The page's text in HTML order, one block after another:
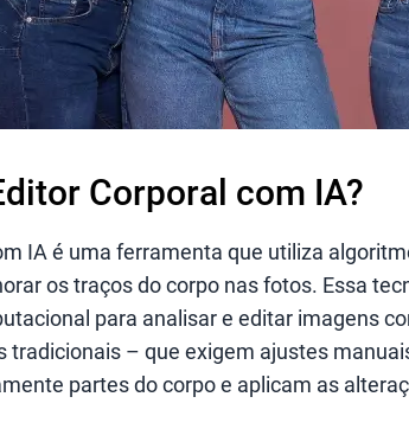
Corporal com IA?
IA é uma ferramenta que utiliza
os traços do corpo nas fotos. Essa
para analisar e editar imagens
tradicionais – que exigem ajustes
partes do corpo e aplicam as